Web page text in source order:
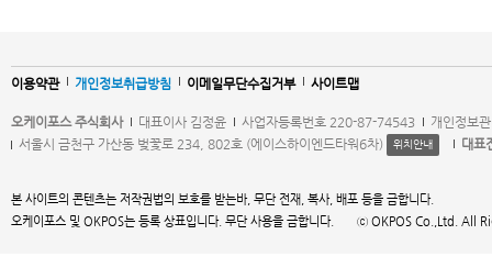
이용약관 개인정보취급방침 이메일무단수집거부 사이트맵
오케이포스 주식회사 대표이사 김정윤 사업자등록번호 220-87-74543
개인정보
서울시 금천구 가산동 벚꽃로 234, 802호 (에이스하이엔드타워6차)
위치안내 대표
본 사이트의 콘텐츠는 저작권법의 보호를 받는바, 무단 전재, 복사, 배포 등을 금합니다.
오케이포스 및 OKPOS는 등록 상표입니다. 무단 사용을 금합니다. ⓒ OKPOS Co.,Ltd. All